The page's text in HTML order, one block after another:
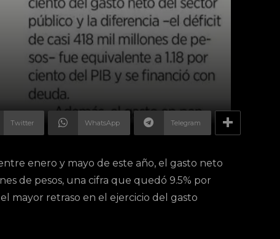
Twitter WhatsApp Telegram
enero y mayo de este año, el gasto neto
de pesos, una cifra que quedó 9.5% por
mayor retraso en el ejercicio del gasto